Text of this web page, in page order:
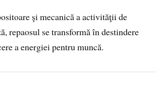
şi mecanică a activităţii de
repaosul se transformă în destindere
a energiei pentru muncă.